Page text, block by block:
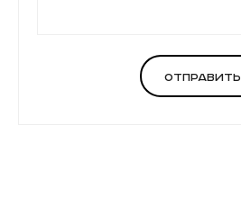
Отправить